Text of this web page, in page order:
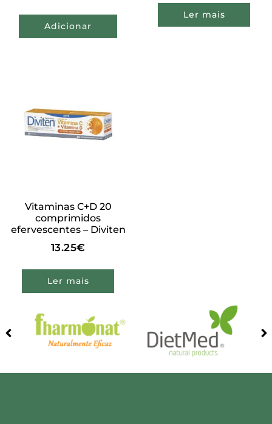
Adicionar
Ler mais
Vitaminas C+D 20
comprimidos
efervescentes – Diviten
13.25€
Ler mais